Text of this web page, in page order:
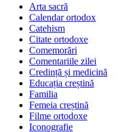
Arta sacră
Calendar ortodox
Catehism
Citate ortodoxe
Comemorări
Comentariile zilei
Credință și medicină
Educația creștină
Familia
Femeia creștină
Filme ortodoxe
Iconografie